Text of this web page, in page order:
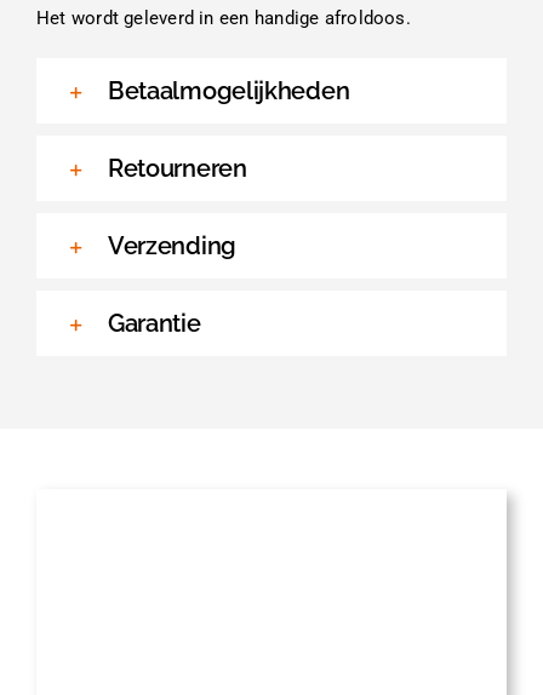
Het wordt geleverd in een handige afroldoos.
Betaalmogelijkheden
Retourneren
Verzending
Garantie